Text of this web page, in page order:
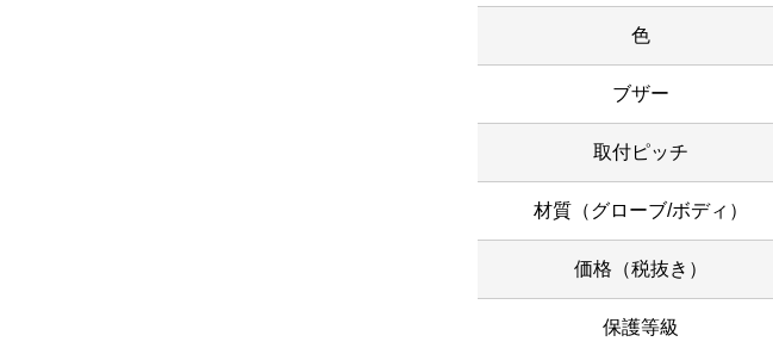
色
ブザー
取付ピッチ
材質（グローブ/ボディ）
価格（税抜き）
保護等級